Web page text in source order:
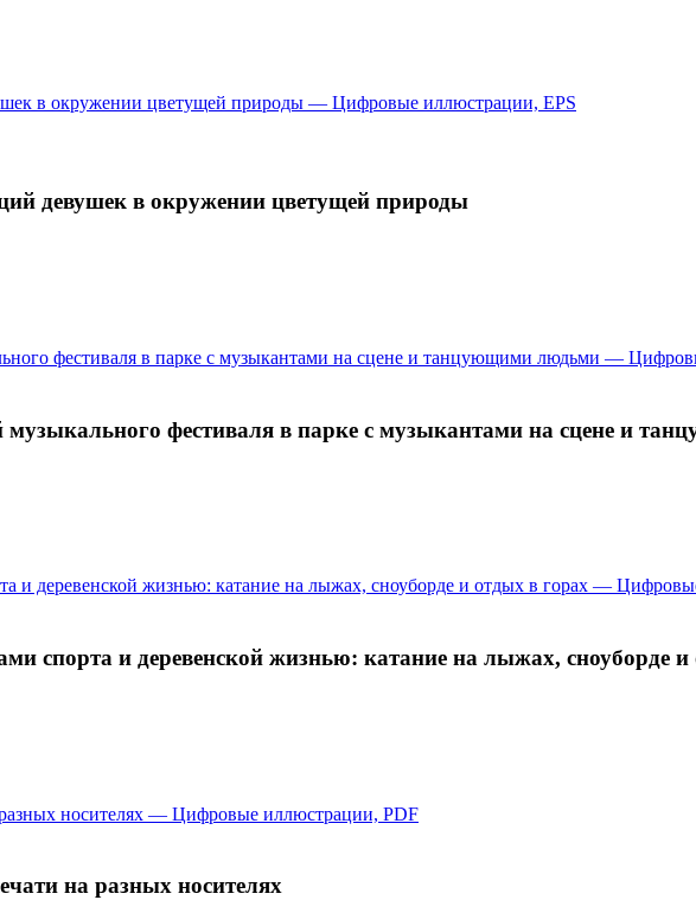
девушек в окружении цветущей природы
фестиваля в парке с музыкантами на сцене и
спорта и деревенской жизнью: катание на лыжах, сноуборде и
на разных носителях